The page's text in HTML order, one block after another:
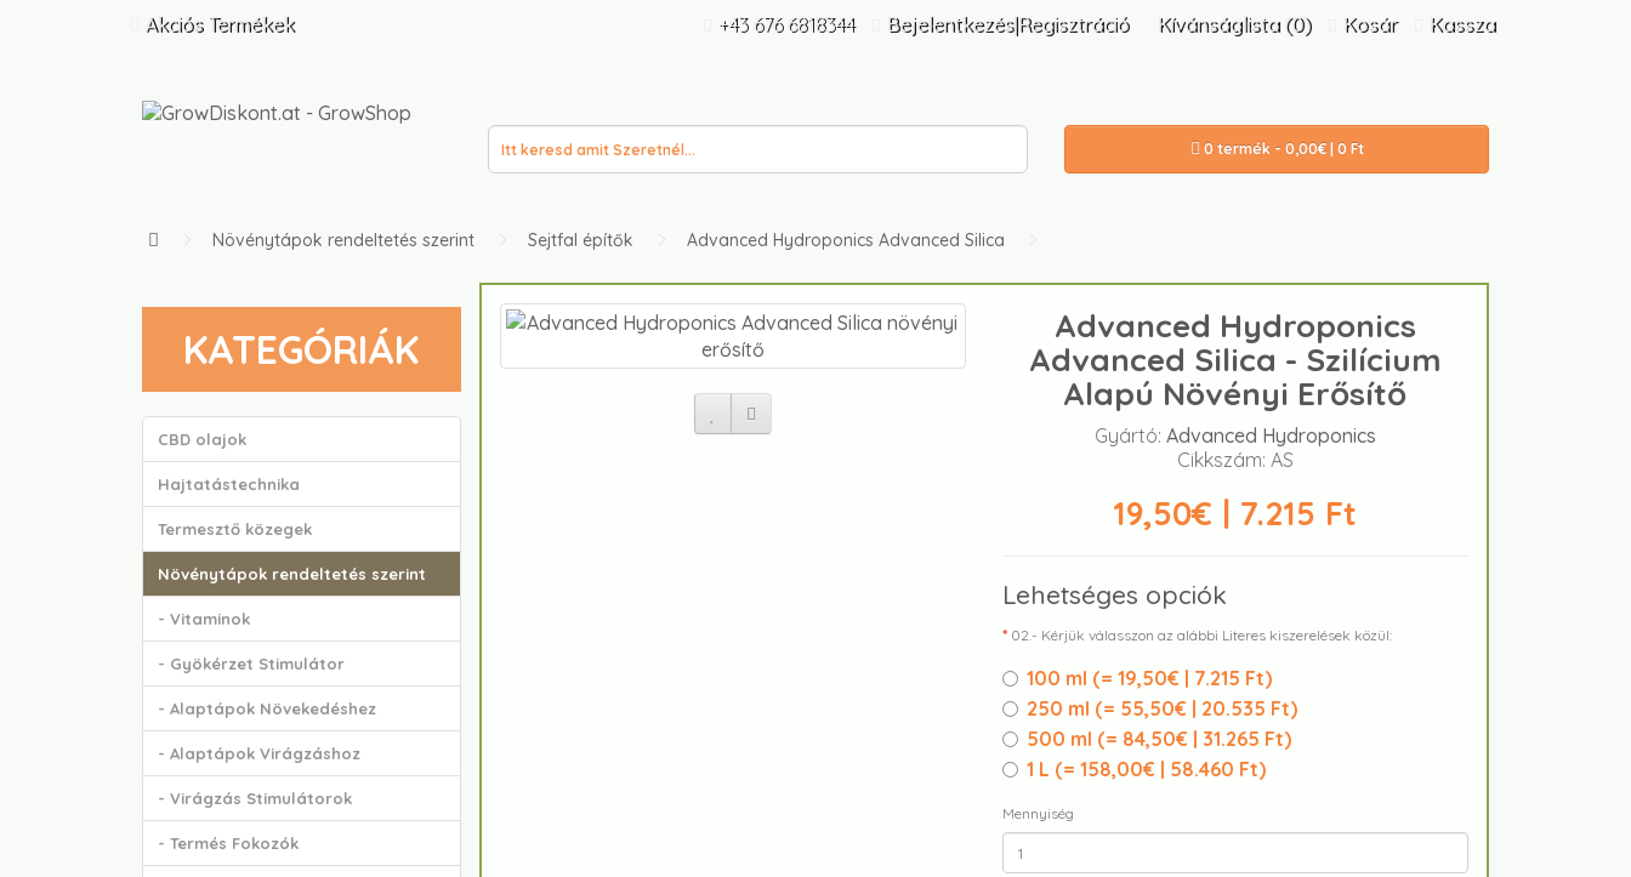
Akciós Termékek +43 676 6818344 Bejelentkezés|Regisztráció Kívánságlista (0) Kosár Kassza
0 termék - 0,00€ | 0 Ft
Növénytápok rendeltetés szerint Sejtfal építők Advanced Hydroponics Advanced Silica
KATEGÓRIÁK
CBD olajok
Hajtatástechnika
Termesztő közegek
Növénytápok rendeltetés szerint
- Vitaminok
- Gyökérzet Stimulátor
- Alaptápok Növekedéshez
- Alaptápok Virágzáshoz
- Virágzás Stimulátorok
- Termés Fokozók
Advanced Hydroponics
Advanced Silica - Szilícium
Alapú Növényi Erősítő
Gyártó: Advanced Hydroponics
Cikkszám: AS
19,50€ | 7.215 Ft
Lehetséges opciók
02.- Kérjük válasszon az alábbi Literes kiszerelések közül:
100 ml (= 19,50€ | 7.215 Ft)
250 ml (= 55,50€ | 20.535 Ft)
500 ml (= 84,50€ | 31.265 Ft)
1 L (= 158,00€ | 58.460 Ft)
Mennyiség